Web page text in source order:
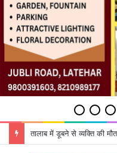
तालाब में डूबने से व्यक्ति की